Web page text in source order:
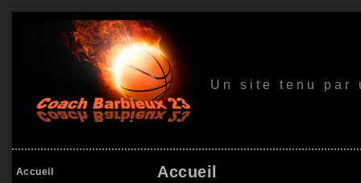
Un site tenu par
Accueil Accueil